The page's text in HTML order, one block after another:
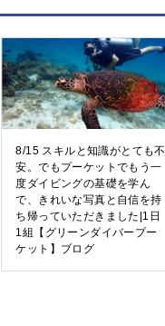
8/15 スキルと知識がとても不
安。でもプーケットでもう一
度ダイビングの基礎を学ん
で、きれいな写真と自信を持
ち帰っていただきました|1日
1組【グリーンダイバープー
ケット】ブログ